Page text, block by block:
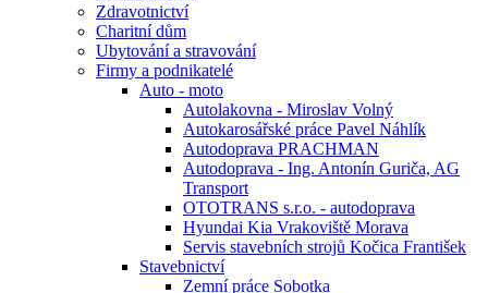
Zdravotnictví
Charitní dům
Ubytování a stravování
Firmy a podnikatelé
Auto - moto
Autolakovna - Miroslav Volný
Autokarosářské práce Pavel Náhlík
Autodoprava PRACHMAN
Autodoprava - Ing. Antonín Guriča, AG
Transport
OTOTRANS s.r.o. - autodoprava
Hyundai Kia Vrakoviště Morava
Servis stavebních strojů Kočica František
Stavebnictví
Zemní práce Sobotka